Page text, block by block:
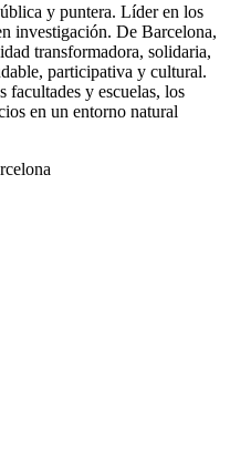
y puntera. Líder en los
investigación. De Barcelona,
transformadora, solidaria,
participativa y cultural.
facultades y escuelas, los
en un entorno natural